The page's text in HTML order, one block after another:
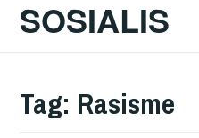
SOSIALIS
Tag: Rasisme